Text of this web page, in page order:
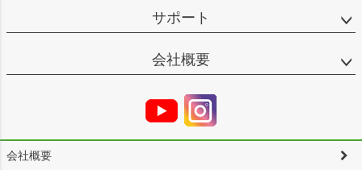
サポート
会社概要
会社概要